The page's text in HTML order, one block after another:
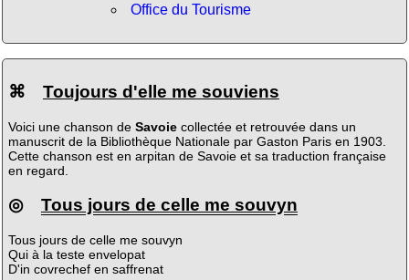
Office du Tourisme
⌘ Toujours d'elle me souviens
Voici une chanson de Savoiecollectée et retrouvée dans un
manuscrit de la Bibliothèque Nationale par Gaston Paris en 1903.
Cette chanson est en arpitan de Savoie et sa traduction française
en regard.
◎ Tous jours de celle me souvyn
Tous jours de celle me souvyn
Qui à la teste envelopat
D'in covrechef en saffrenat